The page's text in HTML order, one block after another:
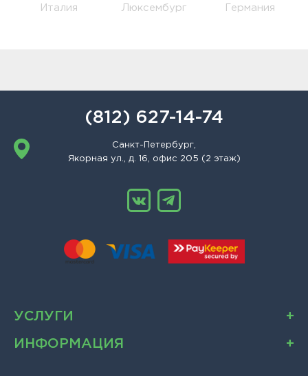
Италия Люксембург Германия
(812) 627-14-74
Санкт-Петербург,
Якорная ул., д. 16, офис 205 (2 этаж)
УСЛУГИ
ИНФОРМАЦИЯ